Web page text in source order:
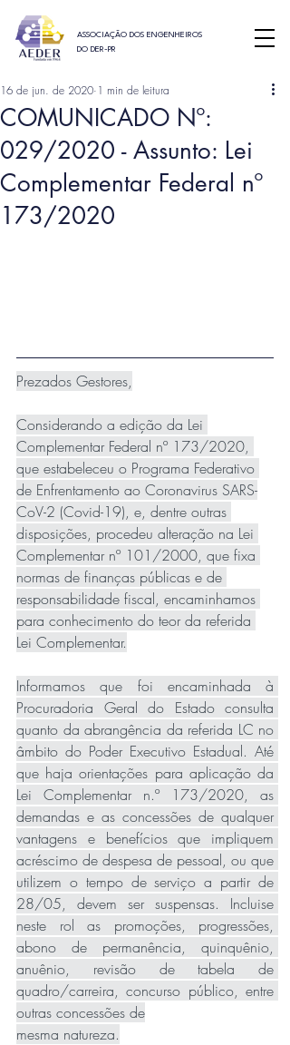
ASSOCIAÇÃO DOS ENGENHEIROS
DO DER-PR
COMUNICADO Nº:
029/2020 - Assunto: Lei
Complementar Federal nº
173/2020
16 de jun. de 2020 1 min de leitura
Prezados Gestores,
Considerando a edição da Lei
Complementar Federal nº 173/2020,
que estabeleceu o Programa Federativo
de Enfrentamento ao Coronavirus SARS-
CoV-2 (Covid-19), e, dentre outras
disposições, procedeu alteração na Lei
Complementar nº 101/2000, que fixa
normas de finanças públicas e de
responsabilidade fiscal, encaminhamos
para conhecimento do teor da referida
Lei Complementar.
Informamos que foi encaminhada à
Procuradoria Geral do Estado consulta
quanto da abrangência da referida LC no
âmbito do Poder Executivo Estadual. Até
que haja orientações para aplicação da
Lei Complementar n.º 173/2020, as
demandas e as concessões de qualquer
vantagens e benefícios que impliquem
acréscimo de despesa de pessoal, ou que
utilizem o tempo de serviço a partir de
28/05, devem ser suspensas. Incluise
neste rol as promoções, progressões,
abono de permanência, quinquênio,
anuênio, revisão de tabela de
quadro/carreira, concurso público, entre
outras concessões de
mesma natureza.